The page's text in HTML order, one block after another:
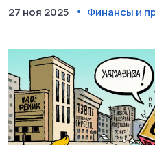
27 ноя 2025 Финансы и